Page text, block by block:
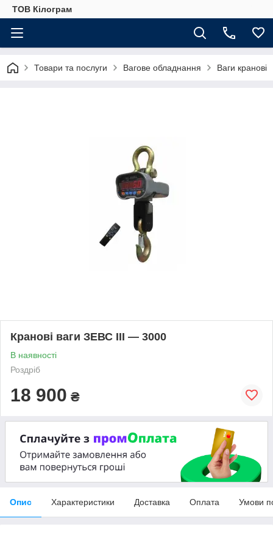
ТОВ Кілограм
Товари та послуги Вагове обладнання Ваги кранові
Кранові ваги ЗЕВС III — 3000
В наявності
Роздріб
18 900 ₴
Опис Характеристики Доставка Оплата Умови